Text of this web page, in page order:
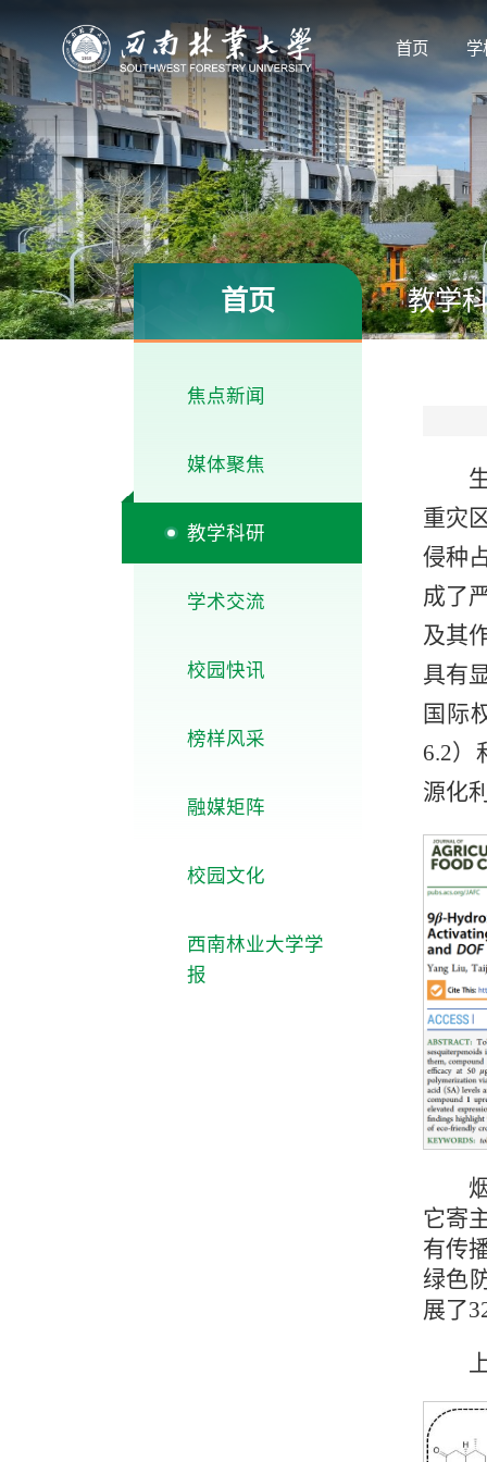
首页 学
首页
焦点新闻
媒体聚焦
教学科研
学术交流
校园快讯
榜样风采
融媒矩阵
校园文化
西南林业大学学
报
教学
重灾
侵种
成了
及其
具有
国际
6.2）
源化
它寄
有传
绿色
展了